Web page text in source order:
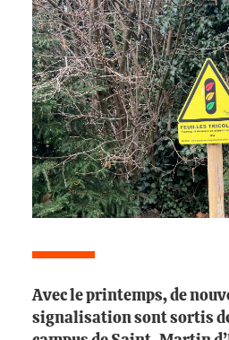
Avec le printemps, de
signalisation sont sortis